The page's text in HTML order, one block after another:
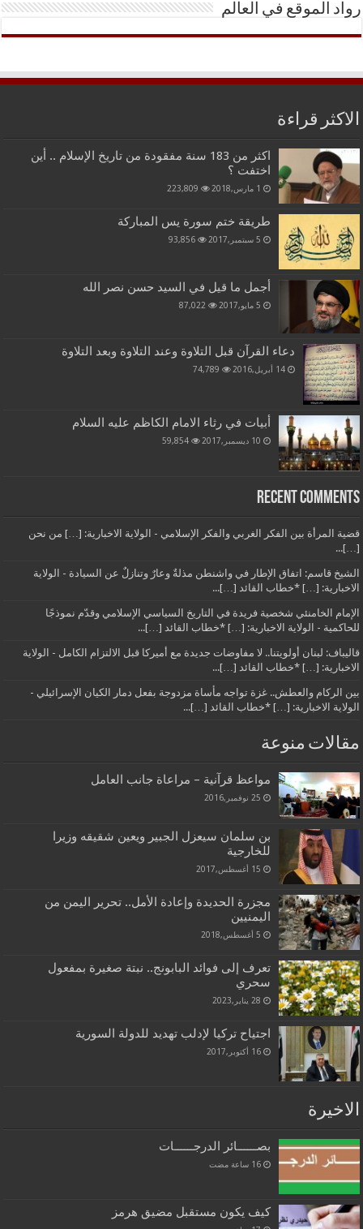
رواد الموقع في العالم
الاكثر قراءة
اكثر من 183 سنة مفقودة من تاريخ الإسلام .. أين
اختفت ؟
1 مارس,2018 223,809
طريقة ختم سورة يس المباركة
5 سبتمبر,2017 93,856
أجمل ما قيل في السيد حسن نصر الله
5 مايو,2017 87,022
دعاء القرآن قبل التلاوة وعند التلاوة وبعد التلاوة
14 أبريل,2016 74,789
أبيات في رثاء الامام الكاظم عليه السلام
10 ديسمبر,2017 59,854
Recent Comments
قضية المرأة بين الفكر الغربي والفكر الإسلامي - الولاية الاخبارية: […] من نحن
[…]...
الشيخ قاسم: اتفاق الإطار في واشنطن مذلةٌ وعارٌ وتنازلٌ عن السيادة - الولاية
الاخبارية: […] *خطاب القائد […]...
الإمام الخامنئي شخصية فريدة في التاريخ السياسي الإسلامي وقدّم نموذجًا
للحاكمية - الولاية الاخبارية: […] *خطاب القائد […]...
قاليباف: لبنان أولويتنا.. لا مفاوضات جديدة مع أميركا قبل الالتزام الكامل - الولاية
الاخبارية: […] *خطاب القائد […]...
بين الركام والعطش.. غزة تواجه مأساة مزدوجة بفعل دمار الكيان الإسرائيلي -
الولاية الاخبارية: […] *خطاب القائد […]...
مقالات منوعة
مواعظ قرآنية – مراعاة جانب العامل
25 نوفمبر,2016
بن سلمان سيعزل الجبير ويعين شقيقه وزيرا
للخارجية
15 أغسطس,2017
مجزرة الحديدة وإعادة الأمل.. تحرير اليمن من
اليمنيين
5 أغسطس,2018
تعرف إلى فوائد البابونج.. نبتة صغيرة بمفعول
سحري
28 يناير,2023
اجتياح تركيا لإدلب تهديد للدولة السورية
16 أكتوبر,2017
الاخيرة
بصــــــائر الدرجــــــات
‏16 ساعة مضت
كيف يكون مستقبل مضيق هرمز